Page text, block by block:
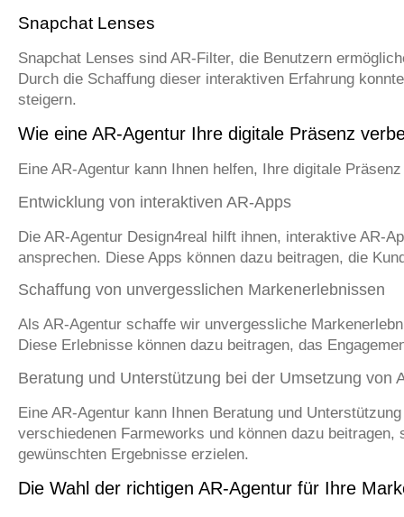
Snapchat Lenses
Snapchat Lenses sind AR-Filter, die Benutzern
Durch die Schaffung dieser interaktiven Erfahrung
steigern.
Wie eine AR-Agentur Ihre digitale Präsenz
Eine AR-Agentur kann Ihnen helfen, Ihre digitale
Entwicklung von interaktiven AR-Apps
Die AR-Agentur Design4real hilft ihnen, interaktive AR-
ansprechen. Diese Apps können dazu beitragen, die
Schaffung von unvergesslichen Markenerlebnissen
Als AR-Agentur schaffe wir unvergessliche
Diese Erlebnisse können dazu beitragen, das
Beratung und Unterstützung bei der Umsetzung von
Eine AR-Agentur kann Ihnen Beratung und
verschiedenen Farmeworks und können dazu
gewünschten Ergebnisse erzielen.
Die Wahl der richtigen AR-Agentur für Ihre